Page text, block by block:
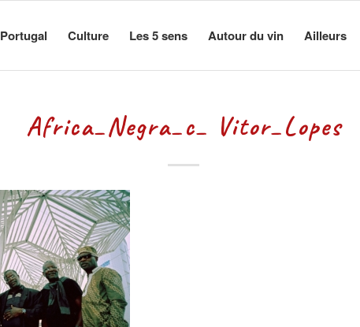
Portugal Culture Les 5 sens Autour du vin Ailleurs
Africa_Negra_c_ Vitor_Lopes